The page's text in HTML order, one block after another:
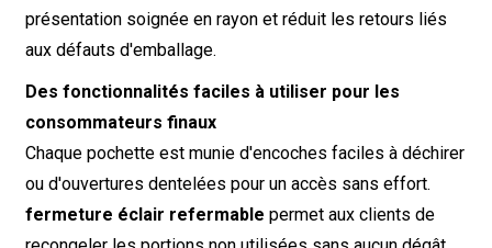
présentation soignée en rayon et réduit les retours liés
aux défauts d'emballage.
Des fonctionnalités faciles à utiliser pour les
consommateurs finaux
Chaque pochette est munie d'encoches faciles à déchirer
ou d'ouvertures dentelées pour un accès sans effort.
fermeture éclair refermable permet aux clients de